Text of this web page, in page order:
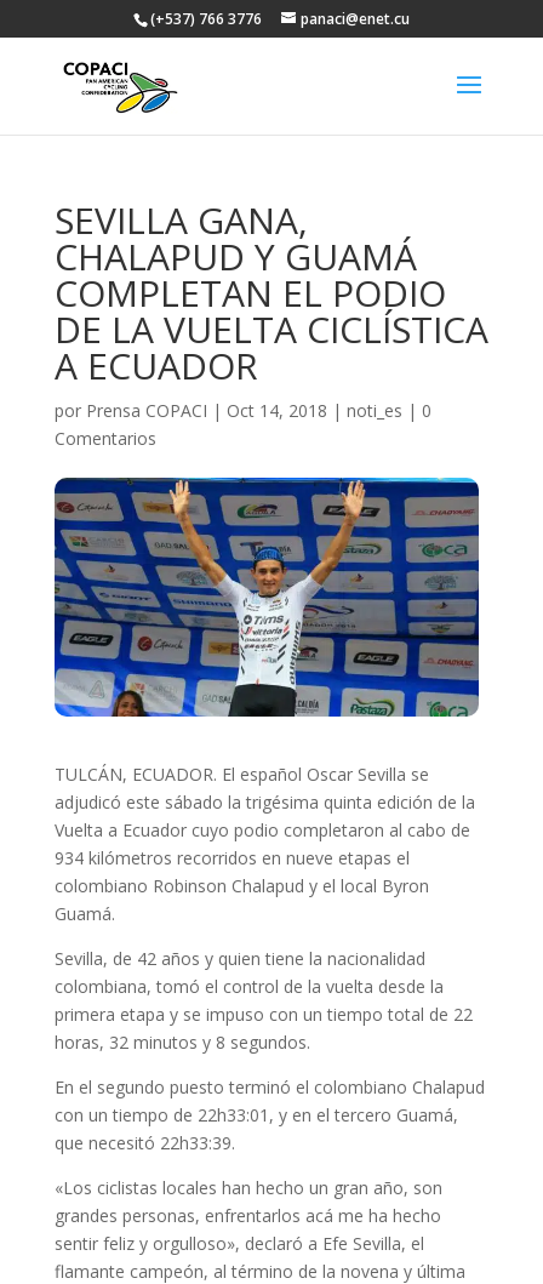
(+537) 766 3776 panaci@enet.cu
SEVILLA GANA,
CHALAPUD Y GUAMÁ
COMPLETAN EL PODIO
DE LA VUELTA CICLÍSTICA
A ECUADOR
por Prensa COPACI | Oct 14, 2018 | noti_es | 0
Comentarios
TULCÁN, ECUADOR. El español Oscar Sevilla se
adjudicó este sábado la trigésima quinta edición de la
Vuelta a Ecuador cuyo podio completaron al cabo de
934 kilómetros recorridos en nueve etapas el
colombiano Robinson Chalapud y el local Byron
Guamá.
Sevilla, de 42 años y quien tiene la nacionalidad
colombiana, tomó el control de la vuelta desde la
primera etapa y se impuso con un tiempo total de 22
horas, 32 minutos y 8 segundos.
En el segundo puesto terminó el colombiano Chalapud
con un tiempo de 22h33:01, y en el tercero Guamá,
que necesitó 22h33:39.
«Los ciclistas locales han hecho un gran año, son
grandes personas, enfrentarlos acá me ha hecho
sentir feliz y orgulloso», declaró a Efe Sevilla, el
flamante campeón, al término de la novena y última